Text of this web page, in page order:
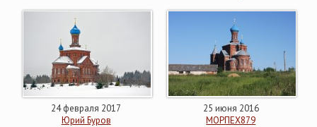
24 февраля 2017
Юрий Буров
25 июня 2016
МОРПЕХ879